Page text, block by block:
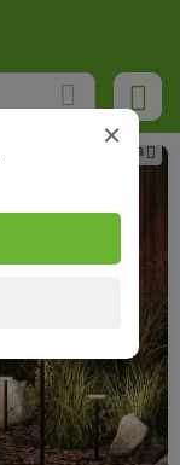
Реклама